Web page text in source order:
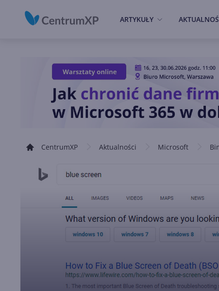
ARTYKUŁY
CentrumXP Aktualności Microsoft